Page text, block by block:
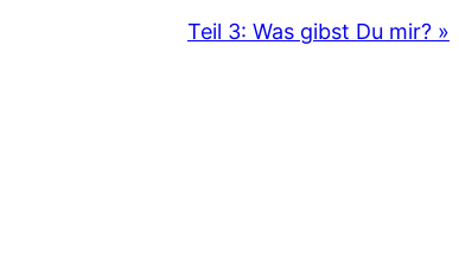
Teil 3: Was gibst Du mir? »